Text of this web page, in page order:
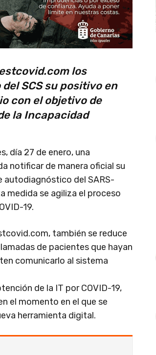
los
SCS su positivo en
con el objetivo de
la Incapacidad
día 27 de enero, una
notificar de manera oficial su
autodiagnóstico del SARS-
medida se agiliza el proceso
19.
también se reduce
de pacientes que hayan
comunicarlo al sistema
de la IT por COVID-19,
el momento en el que se
herramienta digital.